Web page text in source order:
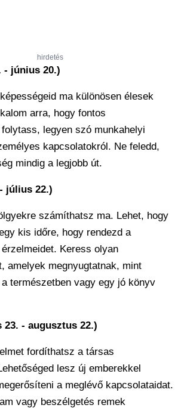
hirdetés
- június 20.)
ma különösen élesek
arra, hogy fontos
legyen szó munkahelyi
kapcsolatokról. Ne feledd,
mindig a legjobb út.
július 22.)
számíthatsz ma. Lehet, hogy
kis időre, hogy rendezd a
Keress olyan
amelyek megnyugtatnak, mint
természetben vagy egy jó könyv
- augusztus 22.)
fordíthatsz a társas
lesz új emberekkel
a meglévő kapcsolataidat.
vagy beszélgetés remek